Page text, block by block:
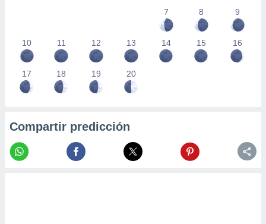
7
8 9
10 11 12 13 14 15 16
17 18 19 20
Compartir predicción